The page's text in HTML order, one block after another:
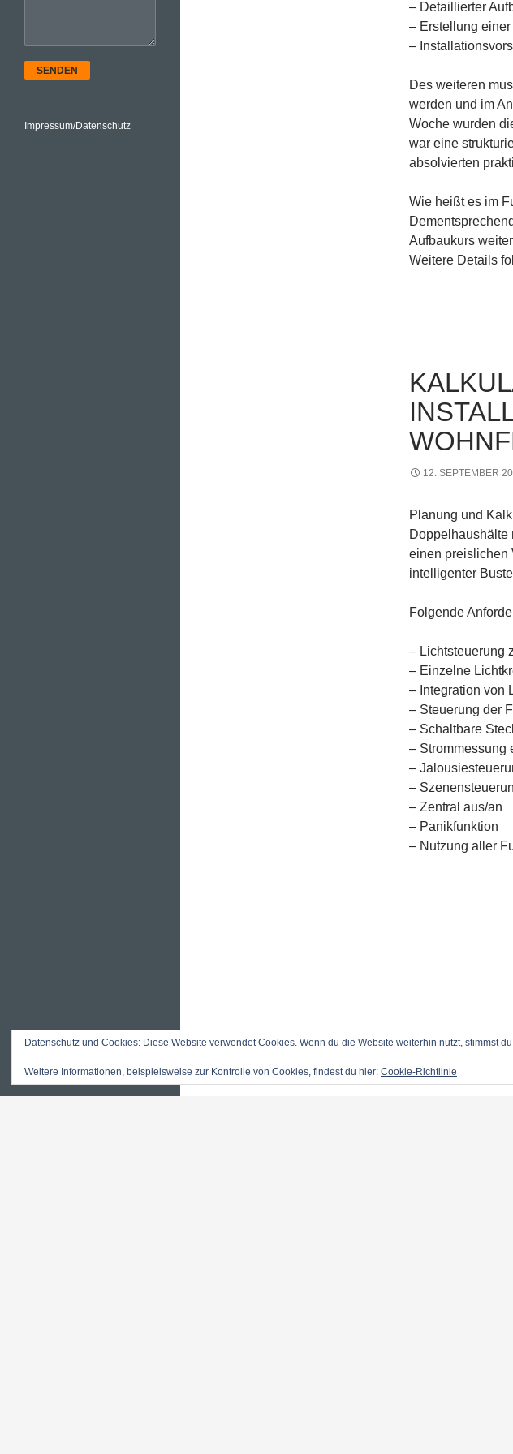
– Detaillierter
– Erstellung
–
Des weiteren
werden und im
Woche wurden
war eine
absolvierten
Wie heißt es im
Aufbaukurs
Weitere Details
12. SEPTEMBER
Planung und
Doppelhaushälte
einen preislichen
intelligenter
Folgende
– Lichtsteuerung
– Einzelne
– Integration von
– Steuerung der
– Schaltbare
– Strommessung
–
–
– Zentral aus/an
– Panikfunktion
– Nutzung aller
SENDEN
Impressum/Datenschutz
Datenschutz und Cookies: Diese Website verwendet Cookies. Wenn du die Website weiterhin nutzt, stimmst
Weitere Informationen, beispielsweise zur Kontrolle von Cookies, findest du hier: Cookie-Richtlinie